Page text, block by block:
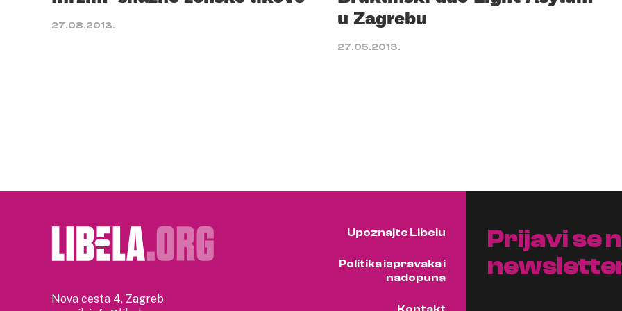
27.08.2013.
u Zagrebu
27.05.2013.
Nova cesta 4, Zagreb
Upoznajte Libelu
Politika ispravaka i
nadopuna
Prijavi se